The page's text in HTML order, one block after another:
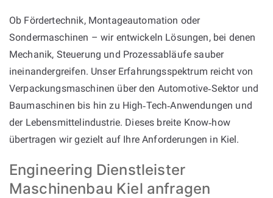
Ob Fördertechnik, Montageautomation oder
Sondermaschinen – wir entwickeln Lösungen, bei denen
Mechanik, Steuerung und Prozessabläufe sauber
ineinandergreifen. Unser Erfahrungsspektrum reicht von
Verpackungsmaschinen über den Automotive‑Sektor und
Baumaschinen bis hin zu High‑Tech‑Anwendungen und
der Lebensmittelindustrie. Dieses breite Know‑how
übertragen wir gezielt auf Ihre Anforderungen in Kiel.
Engineering Dienstleister
Maschinenbau Kiel anfragen